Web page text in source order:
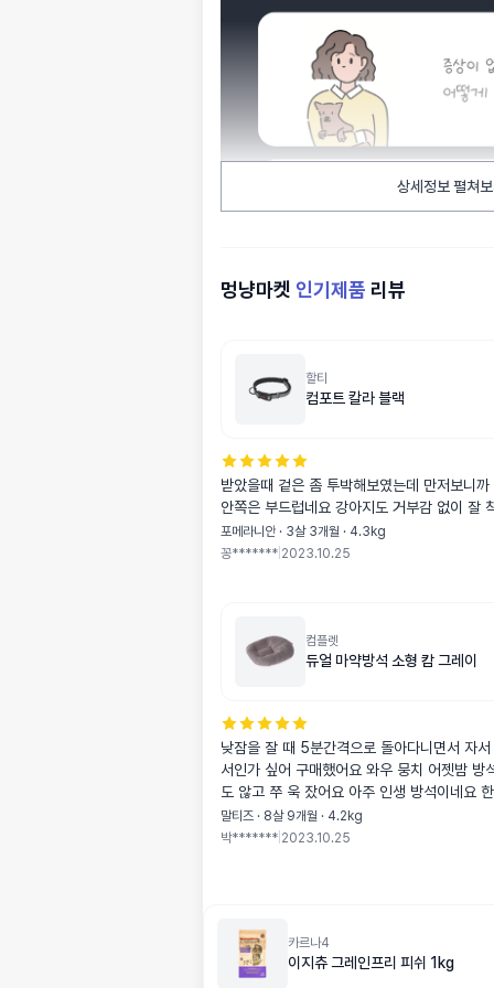
상세정보 펼쳐
멍냥마켓 인기제품 리뷰
할티
컴포트 칼라 블랙
받았을때 겉은 좀 투박해보였는데 만저보니
안쪽은 부드럽네요 강아지도 거부감 없이 잘
포메라니안 · 3살 3개월 · 4.3kg
꽁******* 2023.10.25
컴플렛
듀얼 마약방석 소형 캄 그레이
낮잠을 잘 때 5분간격으로 돌아다니면서 자
서인가 싶어 구매했어요 와우 뭉치 어젯밤 방
도 않고 쭈 욱 잤어요 아주 인생 방석이네요
부분이 뭉치에겐 좀 높아서 앞쪽에 방석 놓아
럼 다리가 불편한 아이에겐 넘 높아요 인생방석 구매해서 넘
말티즈 · 8살 9개월 · 4.2kg
박******* 2023.10.25
카르나4
이지츄 그레인프리 피쉬 1kg